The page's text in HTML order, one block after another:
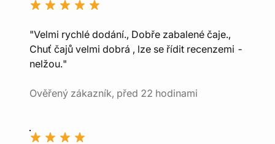
"Velmi rychlé dodání., Dobře zabalené čaje.,
Chuť čajů velmi dobrá , lze se řídit recenzemi -
nelžou."
Ověřený zákazník, před 22 hodinami